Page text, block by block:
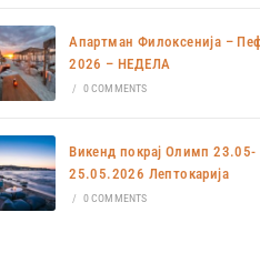
Апартман Филоксенија –
2026 – НЕДЕЛА
/ 0 COMMENTS
Викенд покрај Олимп 23.05-
25.05.2026 Лептокарија
/ 0 COMMENTS